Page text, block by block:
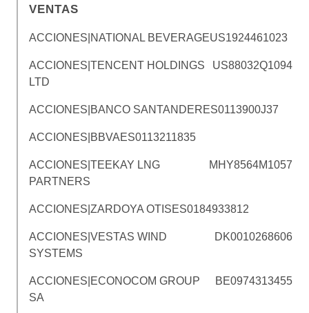
VENTAS
ACCIONES|NATIONAL BEVERAGEUS1924461023
ACCIONES|TENCENT HOLDINGS
LTD
US88032Q1094
ACCIONES|BANCO SANTANDERES0113900J37
ACCIONES|BBVAES0113211835
ACCIONES|TEEKAY LNG
PARTNERS
MHY8564M1057
ACCIONES|ZARDOYA OTISES0184933812
ACCIONES|VESTAS WIND
SYSTEMS
DK0010268606
ACCIONES|ECONOCOM GROUP
SA
BE0974313455